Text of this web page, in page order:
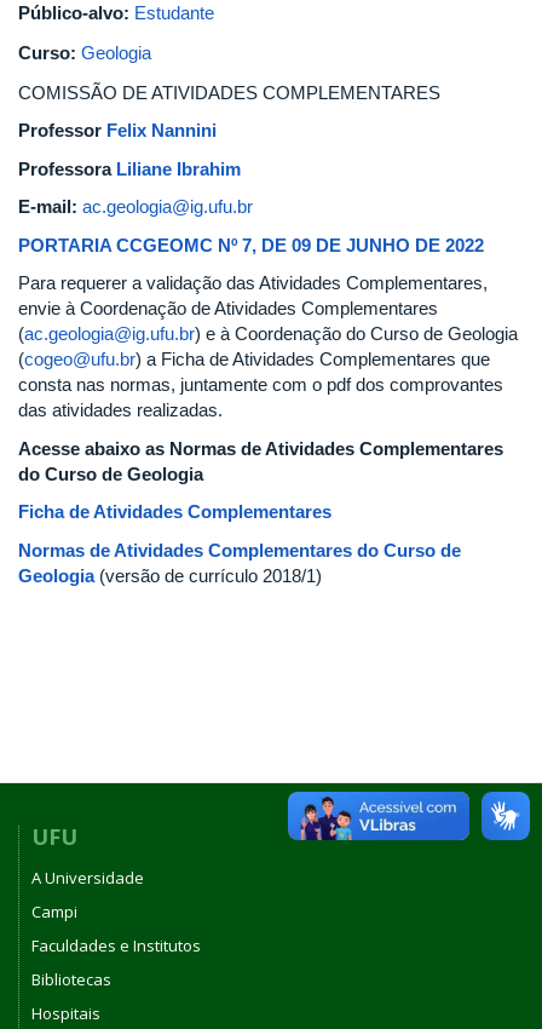
Público-alvo: Estudante
Curso: Geologia
COMISSÃO DE ATIVIDADES COMPLEMENTARES
Professor Felix Nannini
Professora Liliane Ibrahim
E-mail: ac.geologia@ig.ufu.br
PORTARIA CCGEOMC Nº 7, DE 09 DE JUNHO DE 2022
Para requerer a validação das Atividades Complementares,
envie à Coordenação de Atividades Complementares
(ac.geologia@ig.ufu.br) e à Coordenação do Curso de Geologia
(cogeo@ufu.br) a Ficha de Atividades Complementares que
consta nas normas, juntamente com o pdf dos comprovantes
das atividades realizadas.
Acesse abaixo as Normas de Atividades Complementares
do Curso de Geologia
Ficha de Atividades Complementares
Normas de Atividades Complementares do Curso de
Geologia (versão de currículo 2018/1)
UFU
A Universidade
Campi
Faculdades e Institutos
Bibliotecas
Hospitais